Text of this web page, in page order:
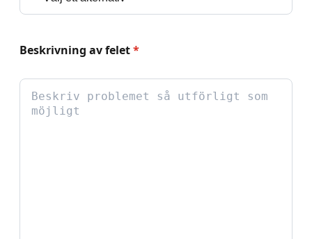
Beskrivning av felet*